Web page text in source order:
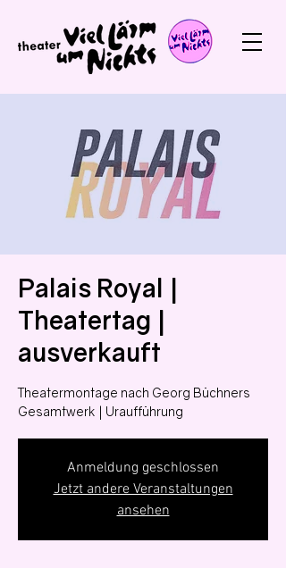
Palais Royal |
Theatertag |
ausverkauft
Theatermontage nach Georg Büchners
Gesamtwerk | Uraufführung
Anmeldung geschlossen
Jetzt andere Veranstaltungen
ansehen